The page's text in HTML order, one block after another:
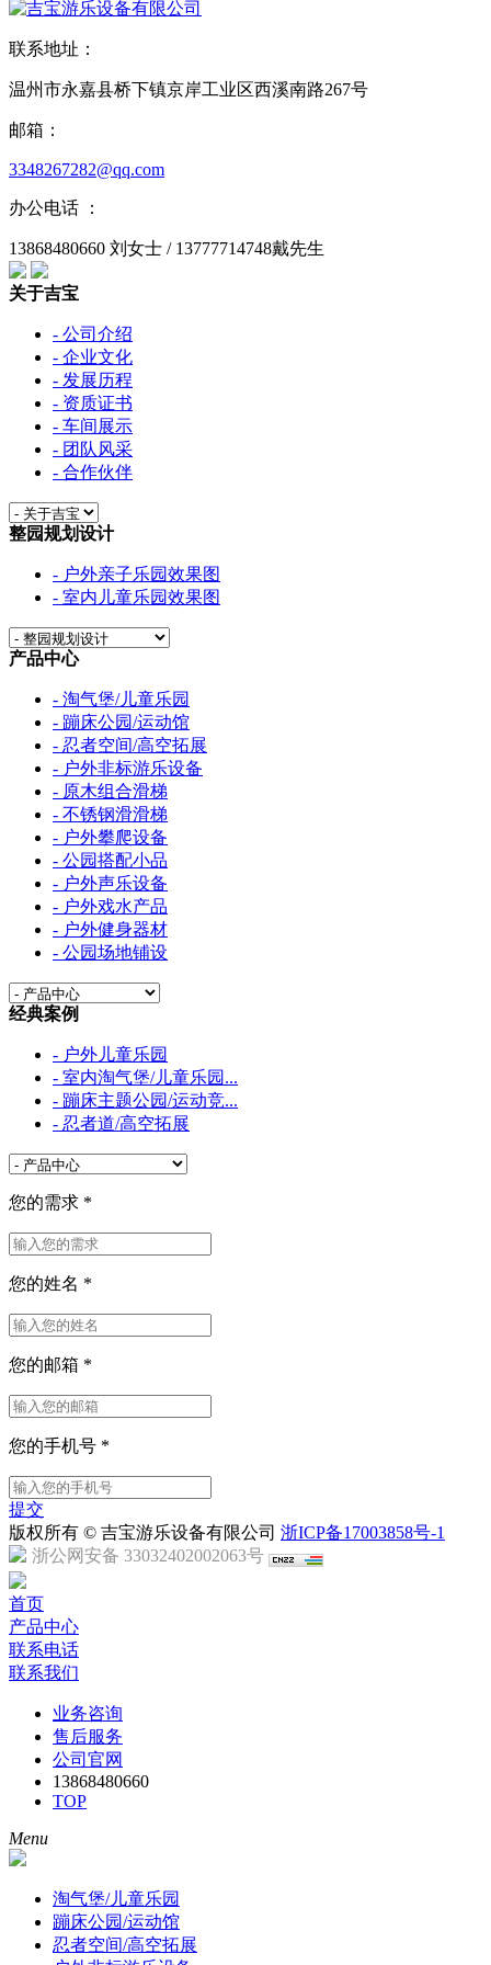
联系地址：
温州市永嘉县桥下镇京岸工业区西溪南路267号
邮箱：
3348267282@qq.com
办公电话 ：
13868480660 刘女士 / 13777714748戴先生
关于吉宝
- 公司介绍
- 企业文化
- 发展历程
- 资质证书
- 车间展示
- 团队风采
- 合作伙伴
整园规划设计
- 户外亲子乐园效果图
- 室内儿童乐园效果图
产品中心
- 淘气堡/儿童乐园
- 蹦床公园/运动馆
- 忍者空间/高空拓展
- 户外非标游乐设备
- 原木组合滑梯
- 不锈钢滑滑梯
- 户外攀爬设备
- 公园搭配小品
- 户外声乐设备
- 户外戏水产品
- 户外健身器材
- 公园场地铺设
经典案例
- 户外儿童乐园
- 室内淘气堡/儿童乐园...
- 蹦床主题公园/运动竞...
- 忍者道/高空拓展
您的需求 *
您的姓名 *
您的邮箱 *
您的手机号 *
提交
版权所有 © 吉宝游乐设备有限公司 浙ICP备17003858号-1
浙公网安备 33032402002063号
首页
产品中心
联系电话
联系我们
业务咨询
售后服务
公司官网
13868480660
TOP
Menu
淘气堡/儿童乐园
蹦床公园/运动馆
忍者空间/高空拓展